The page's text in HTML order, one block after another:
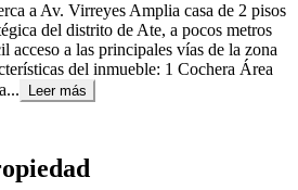
a Av. Virreyes Amplia casa de 2 pisos
del distrito de Ate, a pocos metros
acceso a las principales vías de la zona
del inmueble: 1 Cochera Área
Leer más